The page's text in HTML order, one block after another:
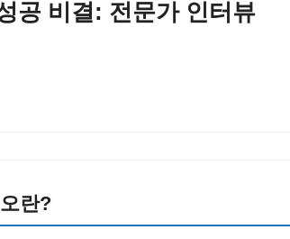
공 비결: 전문가 인터뷰
란?